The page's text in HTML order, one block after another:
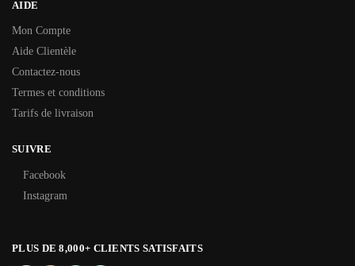
AIDE
Mon Compte
Aide Clientèle
Contactez-nous
Termes et conditions
Tarifs de livraison
SUIVRE
Facebook
Instagram
PLUS DE 8,000+ CLIENTS SATISFAITS